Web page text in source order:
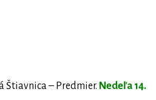
Štiavnica – Predmier. Nedeľa 14.